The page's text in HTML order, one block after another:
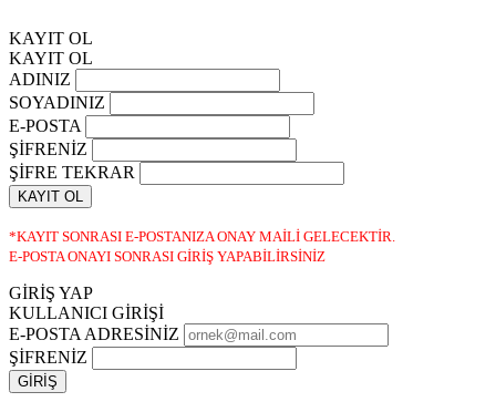
KAYIT OL
KAYIT OL
ADINIZ
SOYADINIZ
E-POSTA
ŞİFRENİZ
ŞİFRE TEKRAR
KAYIT OL
*KAYIT SONRASI E-POSTANIZA ONAY MAİLİ GELECEKTİR.
E-POSTA ONAYI SONRASI GİRİŞ YAPABİLİRSİNİZ
GİRİŞ YAP
KULLANICI GİRİŞİ
E-POSTA ADRESİNİZ
ŞİFRENİZ